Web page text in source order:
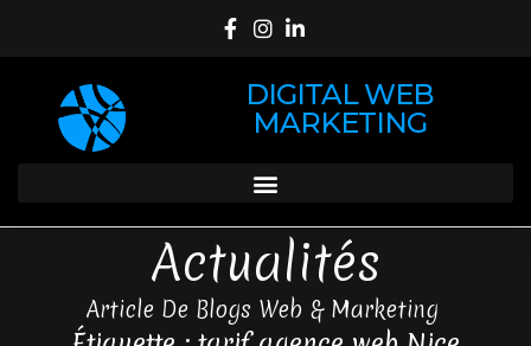
DIGITAL WEB
MARKETING
Actualités
Article De Blogs Web & Marketing